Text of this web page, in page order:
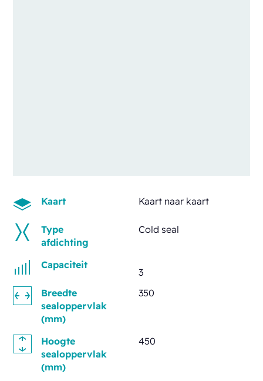
Kaart Kaart naar kaart
Type
afdichting
Cold seal
Capaciteit
3
Breedte
sealoppervlak
(mm)
350
Hoogte
sealoppervlak
(mm)
450